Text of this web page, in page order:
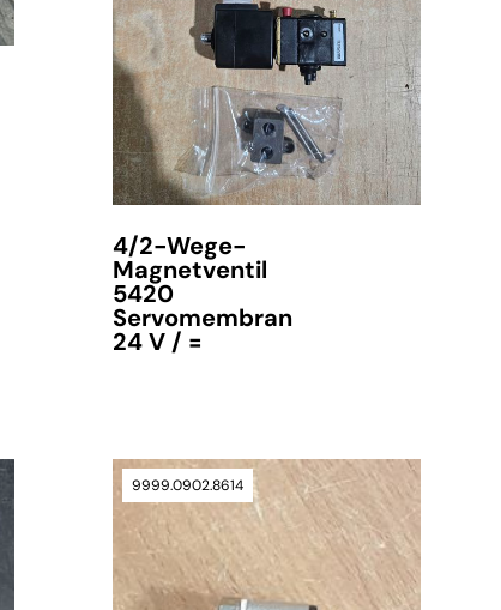
verfügbar
4/2-Wege-
Magnetventil
5420
Servomembran
24 V / =
9999.0902.8614